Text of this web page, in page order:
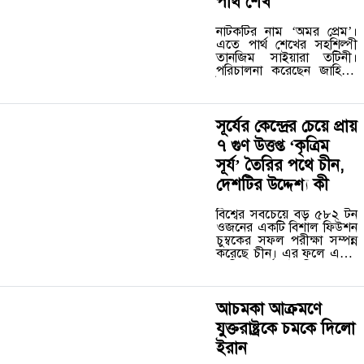
২০২৫-২৬ অর্থবছরে ক্ষুদ্র নৃ-
নাটকটির নাম ‘অমর প্রেম’।
এতে পার্থ শেখের সহশিল্পী
তানজিম সাইয়ারা তটিনী।
পরিচালনা করেছেন জাহিদুল
মাধ্যমে অভিনেতা ফারহান
আহমেদ জোভান, তৌসিফ
মাহবুব,…
সূর্যের কেন্দ্রের চেয়ে প্রায়
৭ গুণ উত্তপ্ত ‘কৃত্রিম
সূর্য’ তৈরির পথে চীন,
দেশটির উদ্দেশ্য কী
বিশ্বের সবচেয়ে বড় ৫৮২ টন
ওজনের একটি বিশাল ফিউশন
চুম্বকের সফল পরীক্ষা সম্পন্ন
করেছে চীন। এর ফলে একটি
আচমকা আক্রমণে
যুক্তরাষ্ট্রকে চমকে দিলো
ইরান